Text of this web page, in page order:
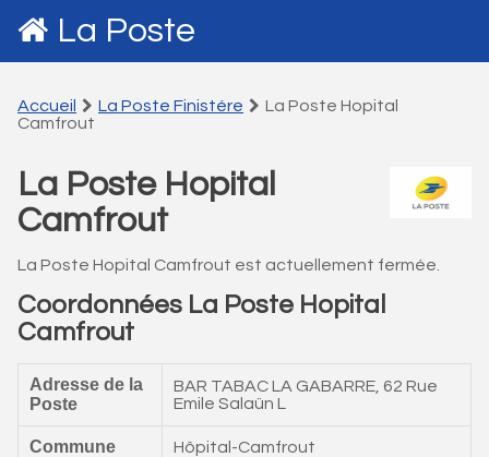
La Poste
Accueil La Poste Finistére
La Poste Hopital
Camfrout
La Poste Hopital
Camfrout
La Poste Hopital Camfrout est actuellement fermée.
Coordonnées La Poste Hopital
Camfrout
Adresse de la
Poste
BAR TABAC LA GABARRE, 62 Rue
Emile Salaün L
Commune Hôpital-Camfrout